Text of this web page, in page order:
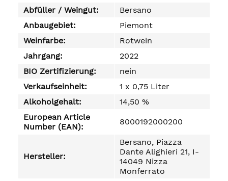
Abfüller / Weingut:
Bersano
Anbaugebiet:
Piemont
Weinfarbe:
Rotwein
Jahrgang:
2022
BIO Zertifizierung:
nein
Verkaufseinheit:
1 x 0,75 Liter
Alkoholgehalt:
14,50 %
European Article
Number (EAN):
8000192000200
Hersteller:
Bersano, Piazza
Dante Alighieri 21, I-
14049 Nizza
Monferrato